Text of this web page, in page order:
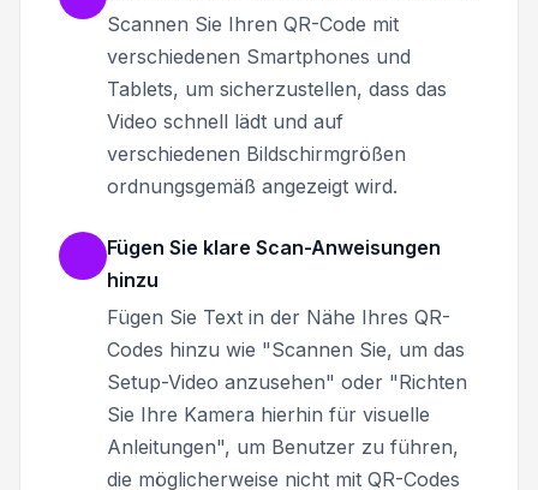
Scannen Sie Ihren QR-Code mit
verschiedenen Smartphones und
Tablets, um sicherzustellen, dass das
Video schnell lädt und auf
verschiedenen Bildschirmgrößen
ordnungsgemäß angezeigt wird.
Fügen Sie klare Scan-Anweisungen
hinzu
Fügen Sie Text in der Nähe Ihres QR-
Codes hinzu wie "Scannen Sie, um das
Setup-Video anzusehen" oder "Richten
Sie Ihre Kamera hierhin für visuelle
Anleitungen", um Benutzer zu führen,
die möglicherweise nicht mit QR-Codes